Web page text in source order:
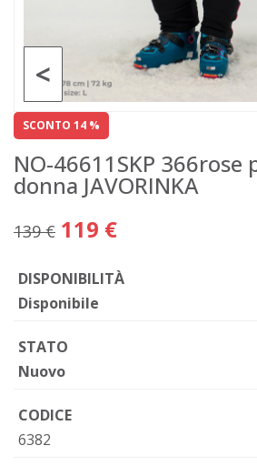
<
SCONTO 14 %
NO-46611SKP 366rose
donna JAVORINKA
139 € 119 €
DISPONIBILITÀ
Disponibile
STATO
Nuovo
CODICE
6382